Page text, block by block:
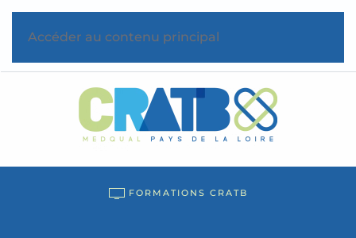
Accéder au contenu principal
FORMATIONS CRATB